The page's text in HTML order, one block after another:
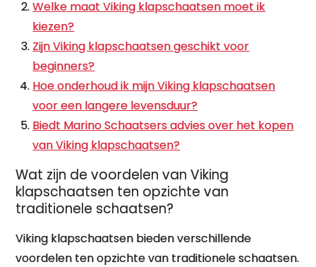
Welke maat Viking klapschaatsen moet ik
kiezen?
Zijn Viking klapschaatsen geschikt voor
beginners?
Hoe onderhoud ik mijn Viking klapschaatsen
voor een langere levensduur?
Biedt Marino Schaatsers advies over het kopen
van Viking klapschaatsen?
Wat zijn de voordelen van Viking
klapschaatsen ten opzichte van
traditionele schaatsen?
Viking klapschaatsen bieden verschillende
voordelen ten opzichte van traditionele schaatsen.